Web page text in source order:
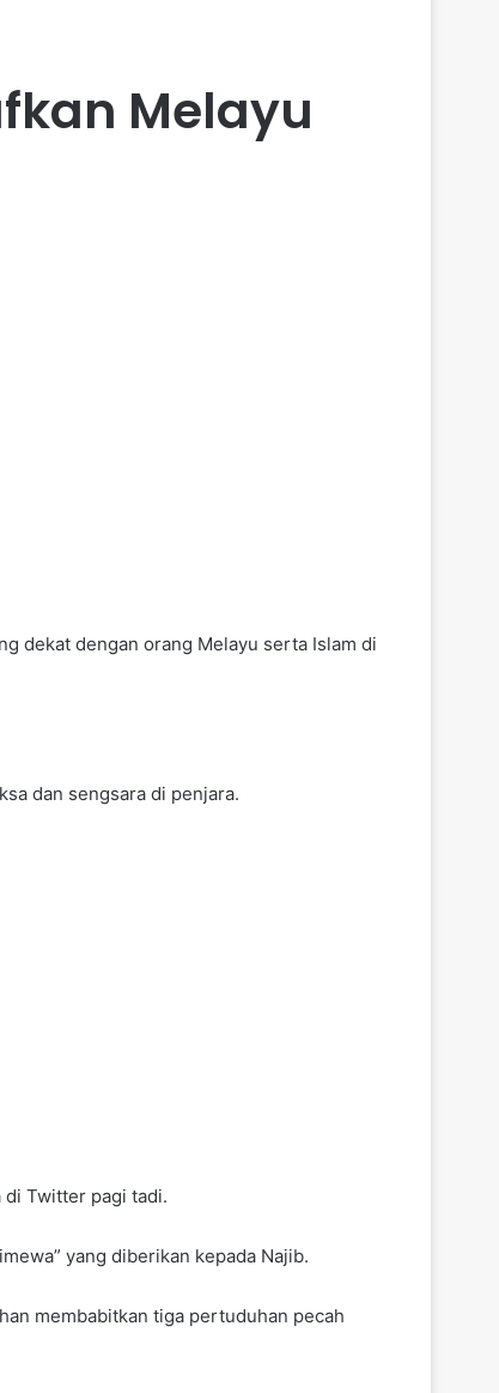
Melayu
dekat dengan orang Melayu serta Islam di
dan sengsara di penjara.
di Twitter pagi tadi.
yang diberikan kepada Najib.
membabitkan tiga pertuduhan pecah